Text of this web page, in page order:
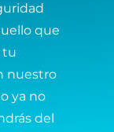
que
tu
nuestro
ya no
del